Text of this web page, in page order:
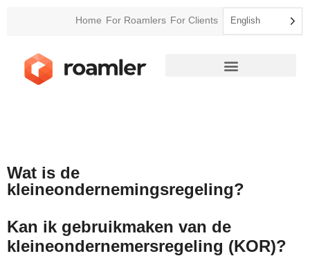
Home For Roamlers For Clients English
Wat is de
kleineondernemingsregeling?
Kan ik gebruikmaken van de
kleineondernemersregeling (KOR)?